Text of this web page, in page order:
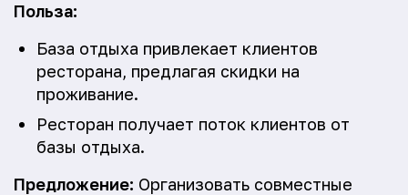
Польза:
База отдыха привлекает клиентов
ресторана, предлагая скидки на
проживание.
Ресторан получает поток клиентов от
базы отдыха.
Предложение: Организовать совместные